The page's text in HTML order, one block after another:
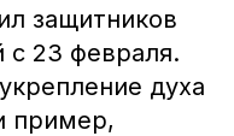
защитников
с 23 февраля.
духа
пример,